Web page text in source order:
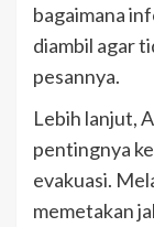
bagaimana
diambil agar
pesannya.
Lebih lanjut,
pentingnya
evakuasi.
memetakan